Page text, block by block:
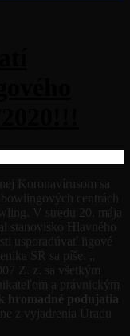
Koronavírusom sa
centrách
V stredu 20. mája
stanovisko Hlavného
usporadúvať ligové
SR sa píše: „
Z. z. sa všetkým
a právnickým
hromadné podujatia
z vyjadrenia Úradu